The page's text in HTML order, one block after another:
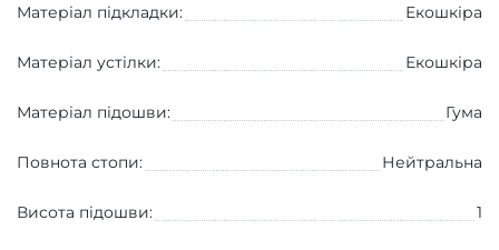
Матеріал підкладки: Екошкіра
Матеріал устілки: Екошкіра
Матеріал підошви: Гума
Повнота стопи: Нейтральна
Висота підошви: 1